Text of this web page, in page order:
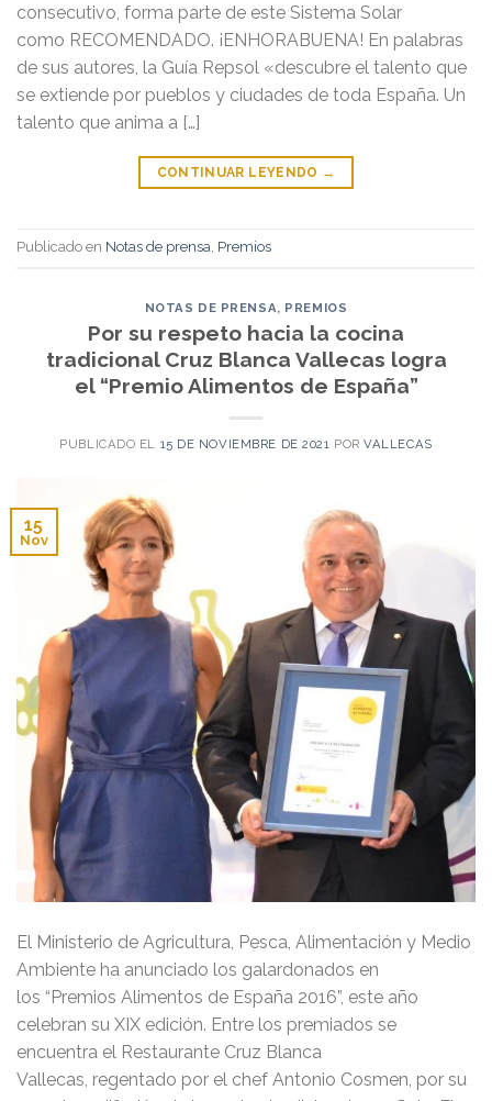
consecutivo, forma parte de este Sistema Solar
como RECOMENDADO. ¡ENHORABUENA! En palabras
de sus autores, la Guía Repsol «descubre el talento que
se extiende por pueblos y ciudades de toda España. Un
talento que anima a […]
CONTINUAR LEYENDO →
Publicado en Notas de prensa, Premios
NOTAS DE PRENSA, PREMIOS
Por su respeto hacia la cocina
tradicional Cruz Blanca Vallecas logra
el “Premio Alimentos de España”
PUBLICADO EL 15 DE NOVIEMBRE DE 2021 PORVALLECAS
15
Nov
El Ministerio de Agricultura, Pesca, Alimentación y Medio
Ambiente ha anunciado los galardonados en
los “Premios Alimentos de España 2016”, este año
celebran su XIX edición. Entre los premiados se
encuentra el Restaurante Cruz Blanca
Vallecas, regentado por el chef Antonio Cosmen, por su